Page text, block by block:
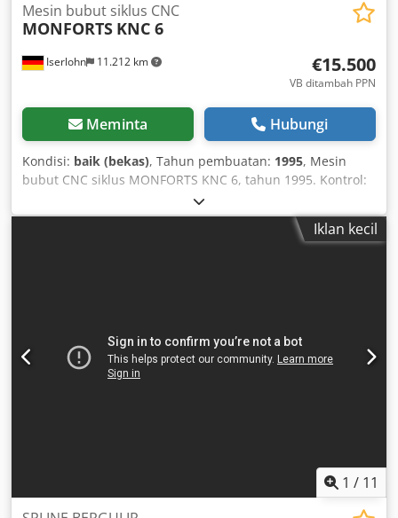
Iserlohn 11.212 km
Mesin bubut siklus CNC
MONFORTS KNC 6
€15.500
VB ditambah PPN
Meminta Hubungi
Kondisi: baik (bekas), Tahun pembuatan: 1995, Mesin
bubut CNC siklus MONFORTS KNC 6, tahun 1995. Kontrol:
Monforts MTC K. Jarak antara senter: 2000 mm. Diameter
ayun maksimum di atas tempat tidur: 630 mm. Diameter
ayun maksimum di atas dudukan pelana: 380 mm. Putaran
lengkap tersedia. Mesin dapat didemonstrasikan dalam
kondisi hidup. Dkodpfx Aehktd Njlmsr
Iklan kecil
1 / 11